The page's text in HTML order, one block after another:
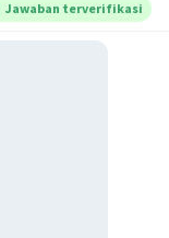
Jawaban terverifikasi